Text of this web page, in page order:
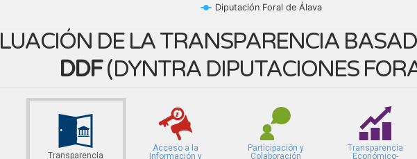
Diputación Foral de Álava
DE LA TRANSPARENCIA
DDF(DYNTRA DIPUTACIONES
Transparencia
Acceso a la
Información y
Participación y
Colaboración
Transparencia
Económico-